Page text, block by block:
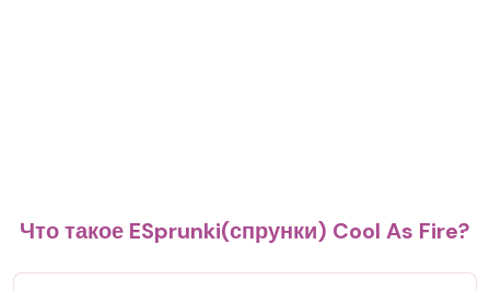
Что такое ESprunki(спрунки) Cool As Fire?